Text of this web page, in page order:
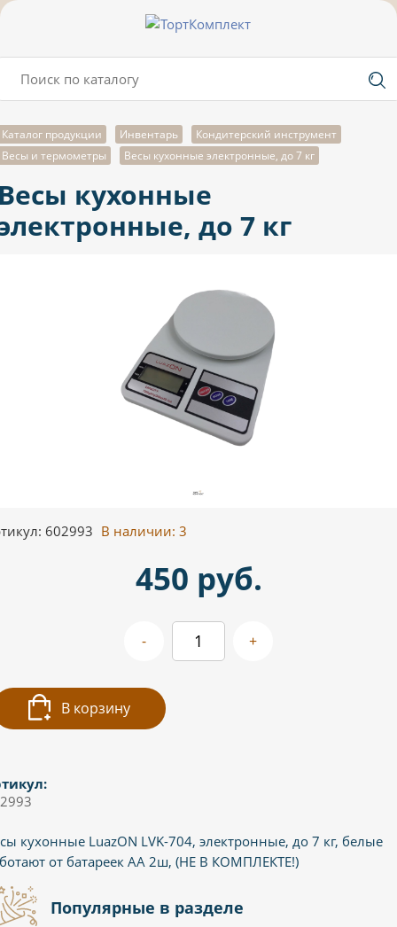
Каталог продукции Инвентарь
Кондитерский инструмент
Весы и термометры
Весы кухонные электронные, до 7 кг
кухонные
до 7 кг
602993 В наличии: 3
450 руб.
- +
В корзину
кухонные LuazON LVK-704, электронные, до 7 кг, белые
от батареек АА 2ш, (НЕ В КОМПЛЕКТЕ!)
Популярные в разделе